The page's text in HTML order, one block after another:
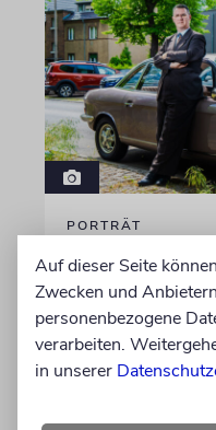
PORTRÄT
Stil auf
Der Swing-
Oldtimer – und
Garage zu
Auf dieser Seite
Zwecken und
personenbezogene
verarbeiten.
in unserer